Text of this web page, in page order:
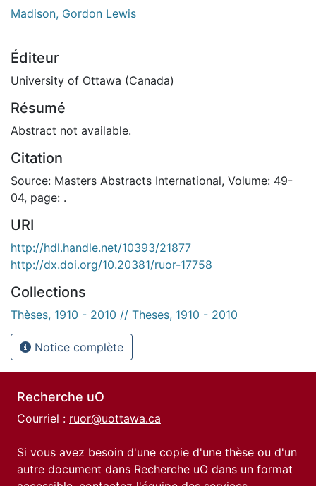
Madison, Gordon Lewis
Éditeur
University of Ottawa (Canada)
Résumé
Abstract not available.
Citation
Source: Masters Abstracts International, Volume: 49-
04, page: .
URI
http://hdl.handle.net/10393/21877
http://dx.doi.org/10.20381/ruor-17758
Collections
Thèses, 1910 - 2010 // Theses, 1910 - 2010
Notice complète
Recherche uO
Courriel : ruor@uottawa.ca
Si vous avez besoin d'une copie d'une thèse ou d'un
autre document dans Recherche uO dans un format